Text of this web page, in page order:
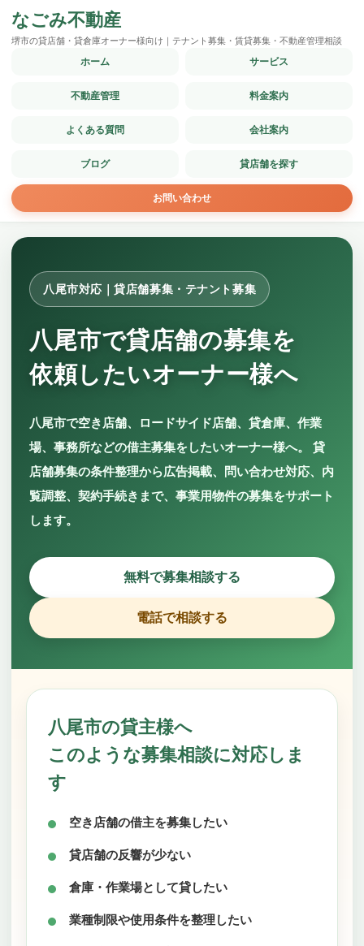
なごみ不動産
堺市の貸店舗・貸倉庫オーナー様向け｜テナント募集・賃貸募集・不動産管理相談
ホーム サービス
不動産管理 料金案内
よくある質問 会社案内
ブログ 貸店舗を探す
お問い合わせ
八尾市対応｜貸店舗募集・テナント募集
八尾市で貸店舗の募集を
依頼したいオーナー様へ
八尾市で空き店舗、ロードサイド店舗、貸倉庫、作業
場、事務所などの借主募集をしたいオーナー様へ。 貸
店舗募集の条件整理から広告掲載、問い合わせ対応、内
覧調整、契約手続きまで、事業用物件の募集をサポート
します。
無料で募集相談する
電話で相談する
八尾市の貸主様へ
このような募集相談に対応しま
す
空き店舗の借主を募集したい
貸店舗の反響が少ない
倉庫・作業場として貸したい
業種制限や使用条件を整理したい